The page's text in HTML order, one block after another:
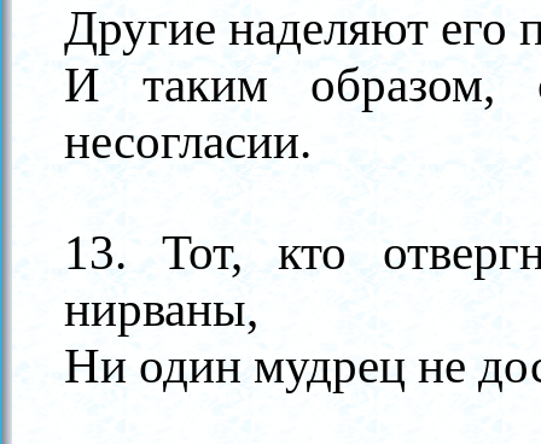
Другие наделяют его
И таким образом,
несогласии.
13. Тот, кто
нирваны,
Ни один мудрец не